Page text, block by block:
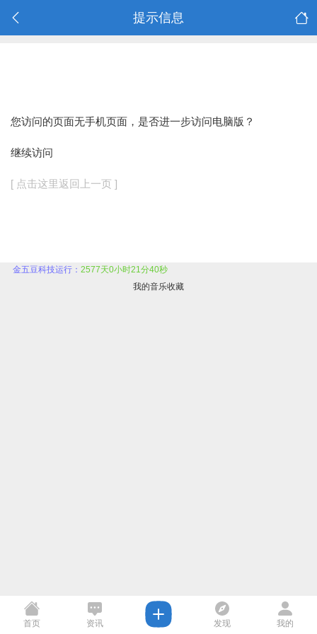
提示信息
您访问的页面无手机页面，是否进一步访问电脑版？
继续访问
[ 点击这里返回上一页 ]
金五豆科技运行： 2577天0小时21分40秒
我的音乐收藏
首页 资讯 发现 我的